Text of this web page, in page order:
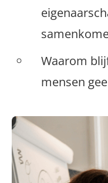
Waarom
mensen